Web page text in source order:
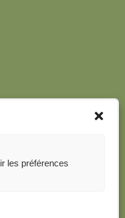
les préférences